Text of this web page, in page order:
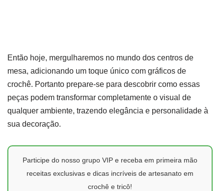
Então hoje, mergulharemos no mundo dos centros de
mesa, adicionando um toque único com gráficos de
crochê. Portanto prepare-se para descobrir como essas
peças podem transformar completamente o visual de
qualquer ambiente, trazendo elegância e personalidade à
sua decoração.
Participe do nosso grupo VIP e receba em primeira mão
receitas exclusivas e dicas incríveis de artesanato em
crochê e tricô!